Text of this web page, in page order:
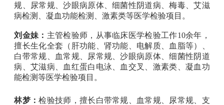
规、尿常规、沙眼病原体、细菌性阴道病、梅毒、艾滋
病检测、凝血功能检测、激素类等医学检验项目。
刘金妹 ： 主管检验师，从事临床医学检验工作10余年，
擅长生化全套（肝功能、肾功能、电解质、血脂等）、
白带常规、血常规、尿常规、沙眼病原体、细菌性阴道
病、艾滋病、血红蛋白电泳、血交叉、激素类、凝血功
能检测等医学检验项目。
林梦：检验技师，擅长白带常规、血常规、尿常规、支